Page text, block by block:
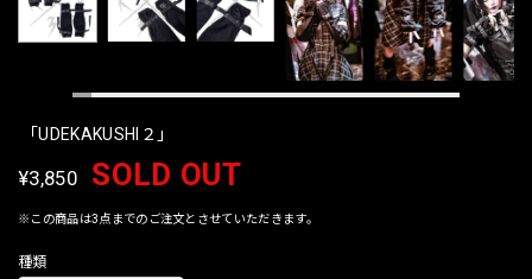
「UDEKAKUSHI２」
¥3,850 SOLD OUT
※この商品は3点までのご注文とさせていただきます。
種類